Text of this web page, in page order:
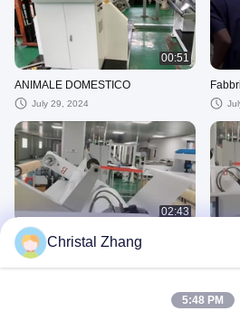
00:51
ANIMALE DOMESTICO
July 29, 2024
02:43
animale domestico
July 03, 2024
Christal Zhang
5:48 PM